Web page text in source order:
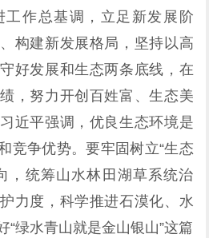
工作总基调，立足新发展阶
构建新发展格局，坚持以高
好发展和生态两条底线，在
，努力开创百姓富、生态美
近平强调，优良生态环境是
竞争优势。要牢固树立“生态
，统筹山水林田湖草系统治
力度，科学推进石漠化、水
“绿水青山就是金山银山”这篇